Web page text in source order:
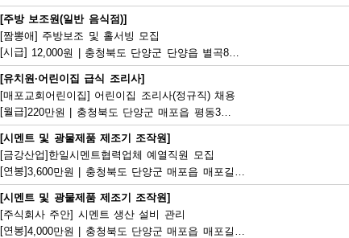
[주방 보조원(일반 음식점)]
[짬뽕애] 주방보조 및 홀서빙 모집
[시급] 12,000원 | 충청북도 단양군 단양읍 별곡8길 6-1
[유치원·어린이집 급식 조리사]
[매포교회어린이집] 어린이집 조리사(정규직) 채용
[월급] 220만원 | 충청북도 단양군 매포읍 평동3길 12
[시멘트 및 광물제품 제조기 조작원]
[금강산업]한일시멘트협력업체 예열직원 모집
[연봉]3,600만원 |
[시멘트 및 광물제품 제조기 조작원]
[주식회사 주안] 시멘트 생산 설비 관리
[연봉]4,000만원 |